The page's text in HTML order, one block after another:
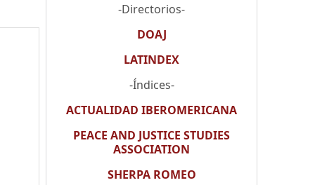
-Directorios-
DOAJ
LATINDEX
-Índices-
ACTUALIDAD IBEROMERICANA
PEACE AND JUSTICE STUDIES
ASSOCIATION
SHERPA ROMEO